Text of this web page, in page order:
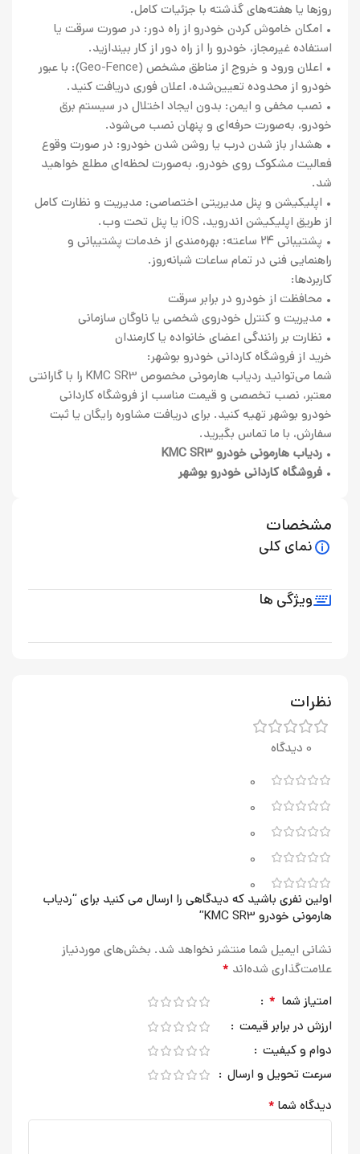
روزها یا هفته‌های گذشته با جزئیات کامل.
• امکان خاموش کردن خودرو از راه دور: در صورت سرقت یا
استفاده غیرمجاز، خودرو را از راه دور از کار بیندازید.
• اعلان ورود و خروج از مناطق مشخص (Geo-Fence): با عبور
خودرو از محدوده تعیین‌شده، اعلان فوری دریافت کنید.
• نصب مخفی و ایمن: بدون ایجاد اختلال در سیستم برق
خودرو، به‌صورت حرفه‌ای و پنهان نصب می‌شود.
• هشدار باز شدن درب یا روشن شدن خودرو: در صورت وقوع
فعالیت مشکوک روی خودرو، به‌صورت لحظه‌ای مطلع خواهید
شد.
• اپلیکیشن و پنل مدیریتی اختصاصی: مدیریت و نظارت کامل
از طریق اپلیکیشن اندروید، iOS یا پنل تحت وب.
• پشتیبانی ۲۴ ساعته: بهره‌مندی از خدمات پشتیبانی و
راهنمایی فنی در تمام ساعات شبانه‌روز.
کاربردها:
• محافظت از خودرو در برابر سرقت
• مدیریت و کنترل خودروی شخصی یا ناوگان سازمانی
• نظارت بر رانندگی اعضای خانواده یا کارمندان
خرید از فروشگاه کاردانی خودرو بوشهر:
شما می‌توانید ردیاب هارمونی مخصوص KMC SR3 را با گارانتی
معتبر، نصب تخصصی و قیمت مناسب از فروشگاه کاردانی
خودرو بوشهر تهیه کنید. برای دریافت مشاوره رایگان یا ثبت
سفارش، با ما تماس بگیرید.
• ردیاب هارمونی خودرو KMC SR3
• فروشگاه کاردانی خودرو بوشهر
مشخصات
نمای کلی
ویژگی ها
نظرات
0 دیدگاه
0
0
0
0
0
اولین نفری باشید که دیدگاهی را ارسال می کنید برای “ردیاب
هارمونی خودرو KMC SR3”
نشانی ایمیل شما منتشر نخواهد شد. بخش‌های موردنیاز
علامت‌گذاری شده‌اند *
امتیاز شما *
ارزش در برابر قیمت
دوام و کیفیت
سرعت تحویل و ارسال
دیدگاه شما *